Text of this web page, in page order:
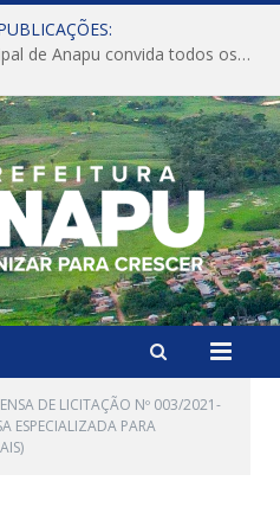
CONVITE A Prefeitura Municipal de Anapu convida todos os servidores públicos municipais para participarem da Audiência Pública de discussão da Lei de Diretrizes Orçamentárias (LDO), importante instrumento de planejamento das ações e investimentos da Administração Pública para o próximo exercício financeiro.
DE LICITAÇÃO Nº 003/2021-
ESPECIALIZADA PARA